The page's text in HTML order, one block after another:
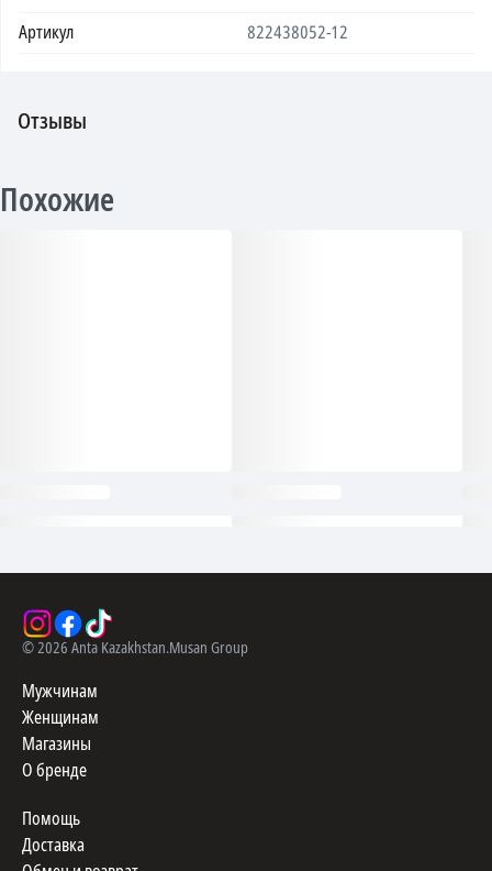
Артикул
822438052-12
Отзывы
Похожие
©2026 Anta Kazakhstan.Musan Group
Мужчинам
Женщинам
Магазины
О бренде
Помощь
Доставка